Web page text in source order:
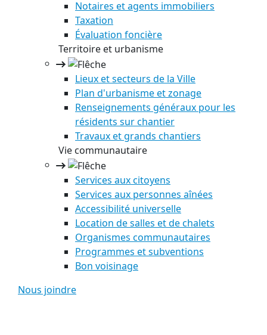
Notaires et agents immobiliers
Taxation
Évaluation foncière
Territoire et urbanisme
Lieux et secteurs de la Ville
Plan d'urbanisme et zonage
Renseignements généraux pour les
résidents sur chantier
Travaux et grands chantiers
Vie communautaire
Services aux citoyens
Services aux personnes aînées
Accessibilité universelle
Location de salles et de chalets
Organismes communautaires
Programmes et subventions
Bon voisinage
Nous joindre